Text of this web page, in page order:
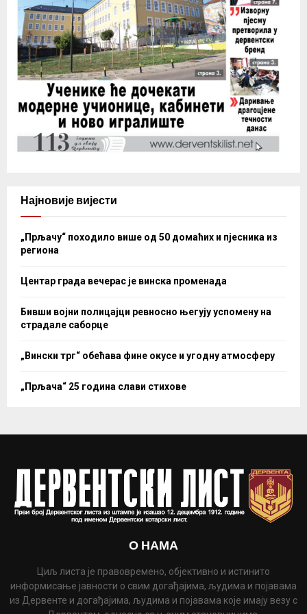
Најновије вијести
„Прљачу“ походило више од 50 домаћих и пјесника из
региона
Центар града вечерас је винска променада
Бивши војни полицајци ревносно његују успомену на
страдале саборце
„Вински трг“ обећава фине окусе и угодну атмосферу
„Прљача“ 25 година слави стихове
О НАМА
Циљ листа је правовремено, објективно и истинито
информисање јавности о свим догађајима, људима и појавама
из Дервенте и догађајима, људима и појавама које имају везу с